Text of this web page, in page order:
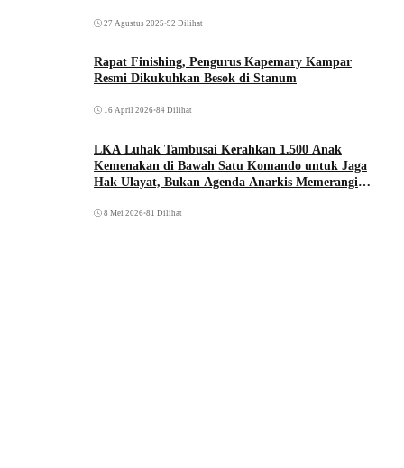
27 Agustus 2025 •92 Dilihat
Rapat Finishing, Pengurus Kapemary Kampar
Resmi Dikukuhkan Besok di Stanum
16 April 2026•84 Dilihat
LKA Luhak Tambusai Kerahkan 1.500 Anak
Kemenakan di Bawah Satu Komando untuk Jaga
Hak Ulayat, Bukan Agenda Anarkis Memerangi
8 Mei 2026•81 Dilihat